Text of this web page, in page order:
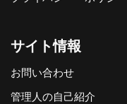
サイト情報
お問い合わせ
管理人の自己紹介